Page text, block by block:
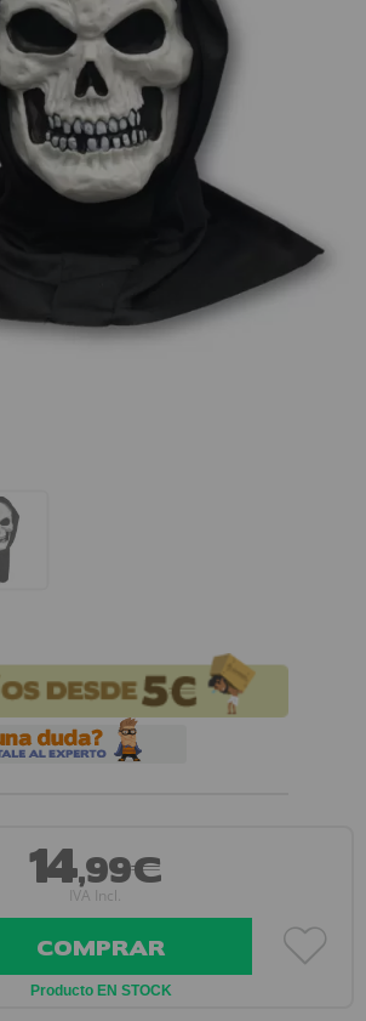
14,99€
IVA Incl.
COMPRAR
Producto EN STOCK